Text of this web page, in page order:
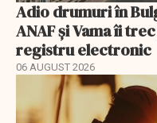
Adio drumuri în
ANAF și Vama îi
registru electronic
06 AUGUST 2026